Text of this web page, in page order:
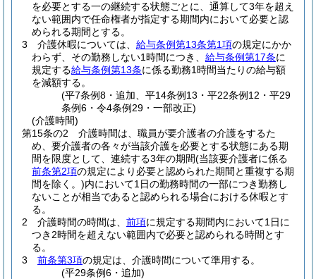
を必要とする一の継続する状態ごとに、通算して3年を超え
ない範囲内で任命権者が指定する期間内において必要と認
められる期間とする。
3
介護休暇については、 給与条例第13条第1項の規定にかか
わらず、その勤務しない1時間につき、 給与条例第17条に
規定する給与条例第13条に係る勤務1時間当たりの給与額
を減額する。
(平7条例8・追加、平14条例13・平22条例12・平29
条例6・令4条例29・一部改正)
(介護時間)
第15条の2
介護時間は、職員が要介護者の介護をするた
め、要介護者の各々が当該介護を必要とする状態にある期
間を限度として、連続する3年の期間(当該要介護者に係る
前条第2項の規定により必要と認められた期間と重複する期
間を除く。)内において1日の勤務時間の一部につき勤務し
ないことが相当であると認められる場合における休暇とす
る。
2
介護時間の時間は、 前項に規定する期間内において1日に
つき2時間を超えない範囲内で必要と認められる時間とす
る。
3
前条第3項の規定は、介護時間について準用する。
(平29条例6・追加)